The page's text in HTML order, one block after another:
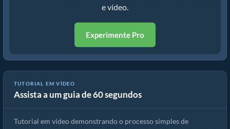
e vídeo.
Experimente Pro
TUTORIAL EM VÍDEO
Assista a um guia de 60 segundos
Como converter arquivos de mídia
Tutorial em vídeo demonstrando o processo simples de